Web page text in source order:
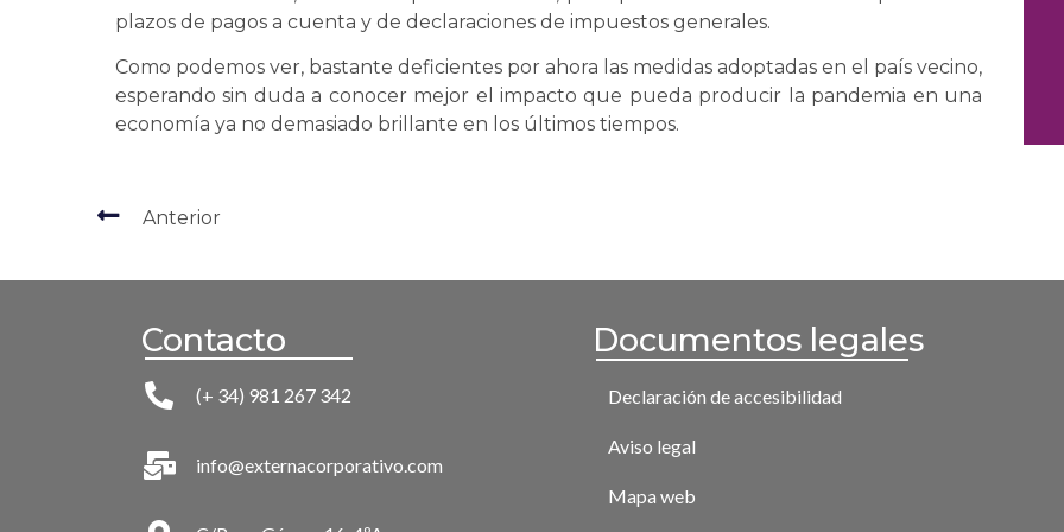
plazos de pagos a cuenta y de declaraciones de impuestos generales.
Como podemos ver, bastante deficientes por ahora las medidas adoptadas en el país vecino,
esperando sin duda a conocer mejor el impacto que pueda producir la pandemia en una
economía ya no demasiado brillante en los últimos tiempos.
Anterior
Contacto
(+ 34) 981 267 342
info@externacorporativo.com
Documentos legales
Declaración de accesibilidad
Aviso legal
Mapa web